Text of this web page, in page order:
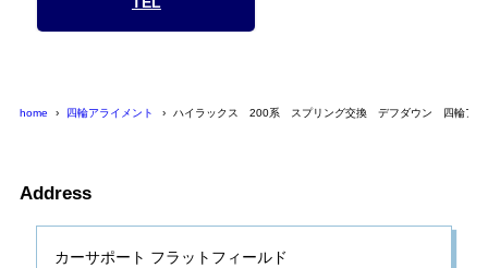
home 四輪アライメント ハイラックス 200系 スプリング交換 デフダウン 四輪アラ
Address
カーサポート フラットフィールド